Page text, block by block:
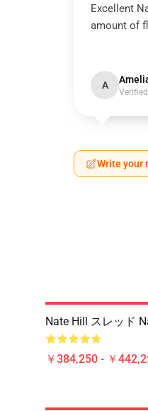
Excellent
amount of
A
Write your
Nate Hill スレッド
￥384,250 - ￥